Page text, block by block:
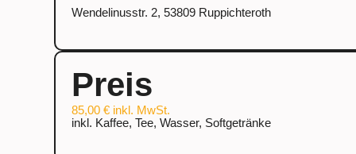
Wendelinusstr. 2, 53809 Ruppichteroth
Preis
85,00 € inkl. MwSt.
inkl. Kaffee, Tee, Wasser, Softgetränke